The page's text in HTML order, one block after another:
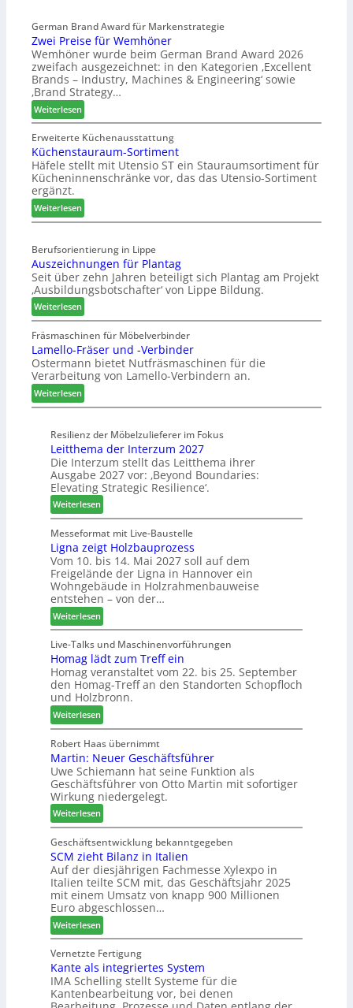
s
s
t
F
ü
h
r
u
n
g
a
n
v
e
d
i
u
n
d
H
u
b
t
e
x
s
t
l
e
n
a
u
s
German Brand Award für Markenstrategie
Zwei Preise für Wemhöner
Wemhöner wurde beim German Brand Award 2026
zweifach ausgezeichnet: in den Kategorien ‚Excellent
Brands – Industry, Machines & Engineering‘ sowie
‚Brand Strategy…
Weiterlesen:
Z
w
e
i
P
e
i
e
f
ü
r
W
e
m
h
ö
n
e
r
Erweiterte Küchenausstattung
Küchenstauraum-Sortiment
Häfele stellt mit Utensio ST ein Stauraumsortiment für
Kücheninnenschränke vor, das das Utensio-Sortiment
ergänzt.
Weiterlesen:
K
c
h
e
n
s
t
a
u
r
a
m
S
o
r
t
i
m
e
n
t
Berufsorientierung in Lippe
Auszeichnungen für Plantag
Seit über zehn Jahren beteiligt sich Plantag am Projekt
‚Ausbildungsbotschafter‘ von Lippe Bildung.
Weiterlesen:
A
u
s
z
e
c
n
u
n
g
e
n
f
ü
r
P
l
a
n
t
a
g
Fräsmaschinen für Möbelverbinder
Lamello-Fräser und -Verbinder
Ostermann bietet Nutfräsmaschinen für die
Verarbeitung von Lamello-Verbindern an.
Weiterlesen:
L
m
e
l
l
o
-
F
r
ä
s
e
r
u
n
d
-
V
e
r
b
i
n
d
e
r
Resilienz der Möbelzulieferer im Fokus
Leitthema der Interzum 2027
Die Interzum stellt das Leitthema ihrer
Ausgabe 2027 vor: ‚Beyond Boundaries:
Elevating Strategic Resilience‘.
Weiterlesen:
L
e
i
t
t
h
e
m
a
d
e
r
I
n
t
e
r
z
u
m
2
0
2
7
Messeformat mit Live-Baustelle
Ligna zeigt Holzbauprozess
Vom 10. bis 14. Mai 2027 soll auf dem
Freigelände der Ligna in Hannover ein
Wohngebäude in Holzrahmenbauweise
entstehen – von der…
Weiterlesen:
L
i
g
n
a
z
e
i
g
t
H
o
l
z
b
a
u
p
r
o
z
e
s
s
Live-Talks und Maschinenvorführungen
Homag lädt zum Treff ein
Homag veranstaltet vom 22. bis 25. September
den Homag-Treff an den Standorten Schopfloch
und Holzbronn.
Weiterlesen:
H
o
m
a
g
l
ä
d
t
z
u
m
T
r
e
f
f
e
i
n
Robert Haas übernimmt
Martin: Neuer Geschäftsführer
Uwe Schiemann hat seine Funktion als
Geschäftsführer von Otto Martin mit sofortiger
Wirkung niedergelegt.
Weiterlesen:
M
a
r
t
n
:
N
e
u
e
r
G
Geschäftsentwicklung bekanntgegeben
SCM zieht Bilanz in Italien
Auf der diesjährigen Fachmesse Xylexpo in
Italien teilte SCM mit, das Geschäftsjahr 2025
mit einem Umsatz von knapp 900 Millionen
Euro abgeschlossen…
Weiterlesen:
S
C
M
z
i
Vernetzte Fertigung
Kante als integriertes System
IMA Schelling stellt Systeme für die
Kantenbearbeitung vor, bei denen